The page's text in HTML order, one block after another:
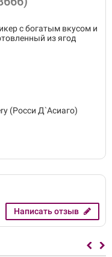
с богатым вкусом и
из ягод
(Росси Д`Асиаго)
Написать отзыв